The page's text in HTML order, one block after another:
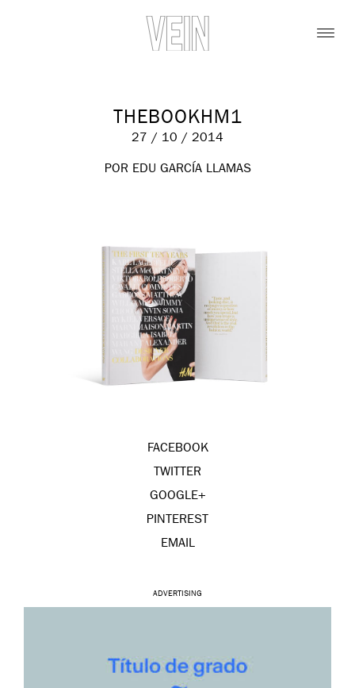
THEBOOKHM1
27 / 10 / 2014
POR EDU GARCÍA LLAMAS
FACEBOOK
TWITTER
GOOGLE+
PINTEREST
EMAIL
ADVERTISING